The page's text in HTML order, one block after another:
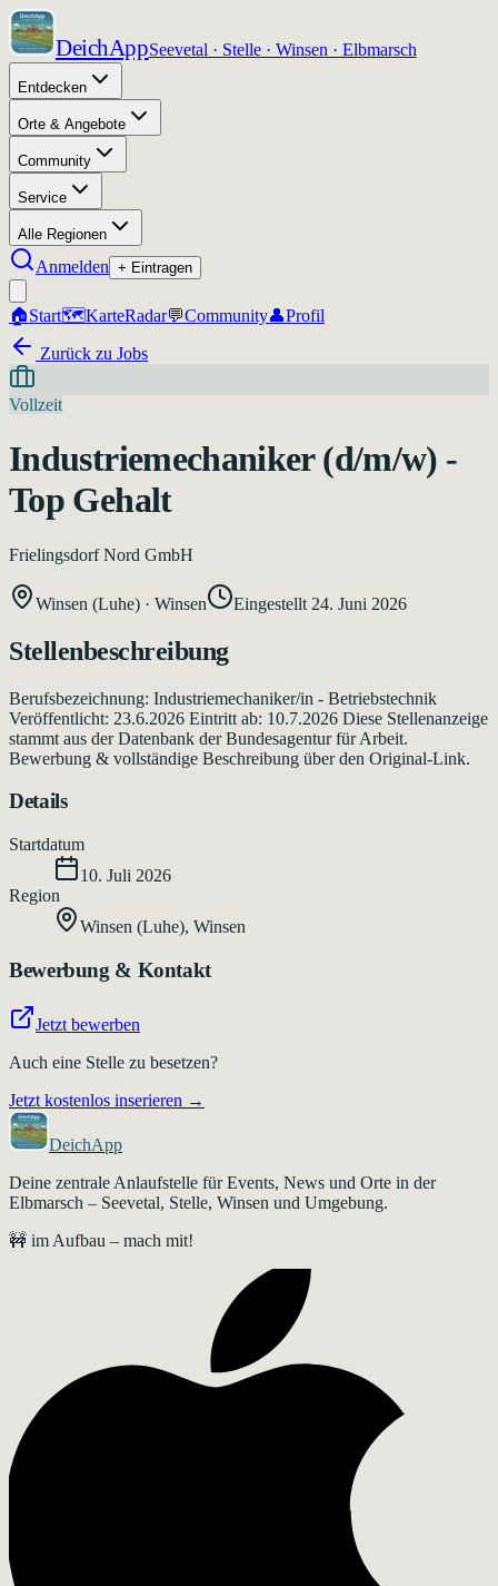
DeichAppSeevetal · Stelle · Winsen · Elbmarsch
Entdecken
Orte & Angebote
Community
Service
Alle Regionen
Anmelden + Eintragen
🏠Start🗺️KarteRadar💬Community👤Profil
Zurück zu Jobs
Vollzeit
Industriemechaniker (d/m/w) -
Top Gehalt
Frielingsdorf Nord GmbH
Winsen (Luhe) · Winsen Eingestellt 24. Juni 2026
Stellenbeschreibung
Berufsbezeichnung: Industriemechaniker/in - Betriebstechnik
Veröffentlicht: 23.6.2026 Eintritt ab: 10.7.2026 Diese Stellenanzeige
stammt aus der Datenbank der Bundesagentur für Arbeit.
Bewerbung & vollständige Beschreibung über den Original-Link.
Details
Startdatum
10. Juli 2026
Region
Winsen (Luhe), Winsen
Bewerbung & Kontakt
Jetzt bewerben
Auch eine Stelle zu besetzen?
Jetzt kostenlos inserieren →
DeichApp
Deine zentrale Anlaufstelle für Events, News und Orte in der
Elbmarsch – Seevetal, Stelle, Winsen und Umgebung.
🚧 im Aufbau – mach mit!